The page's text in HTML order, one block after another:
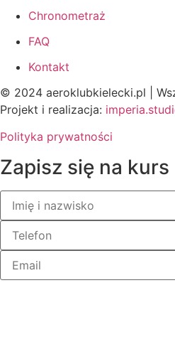
Chronometraż
FAQ
Kontakt
© 2024 aeroklubkielecki.pl |
Projekt i realizacja:
Polityka prywatności
Zapisz się na kurs